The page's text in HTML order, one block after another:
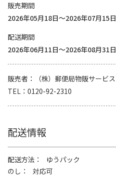
販売期間
2026年05月18日～2026年07月15日
配送期間
2026年06月11日～2026年08月31日
販売者
（株）郵便局物販サービス
TEL
0120-92-2310
配送情報
配送方法
ゆうパック
のし
対応可